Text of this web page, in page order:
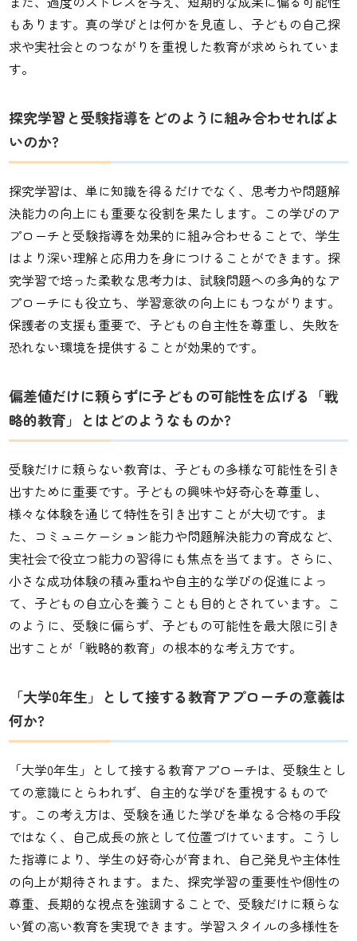
もあります。真の学びとは何かを見直し、子どもの自己探
求や実社会とのつながりを重視した教育が求められていま
す。
探究学習と受験指導をどのように組み合わせればよ
いのか?
探究学習は、単に知識を得るだけでなく、思考力や問題解
決能力の向上にも重要な役割を果たします。この学びのア
プローチと受験指導を効果的に組み合わせることで、学生
はより深い理解と応用力を身につけることができます。探
究学習で培った柔軟な思考力は、試験問題への多角的なア
プローチにも役立ち、学習意欲の向上にもつながります。
保護者の支援も重要で、子どもの自主性を尊重し、失敗を
恐れない環境を提供することが効果的です。
偏差値だけに頼らずに子どもの可能性を広げる「戦
略的教育」とはどのようなものか?
受験だけに頼らない教育は、子どもの多様な可能性を引き
出すために重要です。子どもの興味や好奇心を尊重し、
様々な体験を通じて特性を引き出すことが大切です。ま
た、コミュニケーション能力や問題解決能力の育成など、
実社会で役立つ能力の習得にも焦点を当てます。さらに、
小さな成功体験の積み重ねや自主的な学びの促進によっ
て、子どもの自立心を養うことも目的とされています。こ
のように、受験に偏らず、子どもの可能性を最大限に引き
出すことが「戦略的教育」の根本的な考え方です。
「大学0年生」として接する教育アプローチの意義は
何か?
「大学0年生」として接する教育アプローチは、受験生とし
ての意識にとらわれず、自主的な学びを重視するもので
す。この考え方は、受験を通じた学びを単なる合格の手段
ではなく、自己成長の旅として位置づけています。こうし
た指導により、学生の好奇心が育まれ、自己発見や主体性
の向上が期待されます。また、探究学習の重要性や個性の
尊重、長期的な視点を強調することで、受験だけに頼らな
い質の高い教育を実現できます。学習スタイルの多様性を